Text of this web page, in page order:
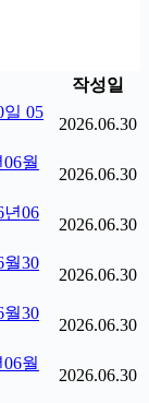
작성일
05
2026.06.30
월
2026.06.30
06
2026.06.30
30
2026.06.30
30
2026.06.30
월
2026.06.30